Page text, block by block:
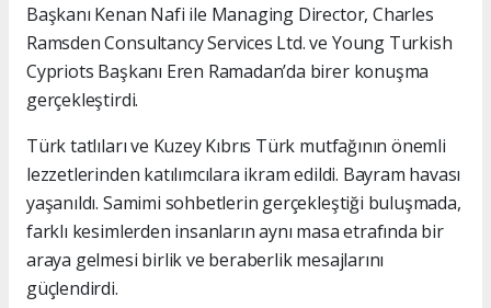
Başkanı Kenan Nafi ile Managing Director, Charles
Ramsden Consultancy Services Ltd. ve Young Turkish
Cypriots Başkanı Eren Ramadan’da birer konuşma
gerçekleştirdi.
Türk tatlıları ve Kuzey Kıbrıs Türk mutfağının önemli
lezzetlerinden katılımcılara ikram edildi. Bayram havası
yaşanıldı. Samimi sohbetlerin gerçekleştiği buluşmada,
farklı kesimlerden insanların aynı masa etrafında bir
araya gelmesi birlik ve beraberlik mesajlarını
güçlendirdi.